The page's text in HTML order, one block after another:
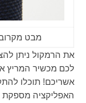
מבט
את הרמקול ניתן
לכם מכשיר המריץ
אשריכם! תוכלו
האפליקציה מספקת